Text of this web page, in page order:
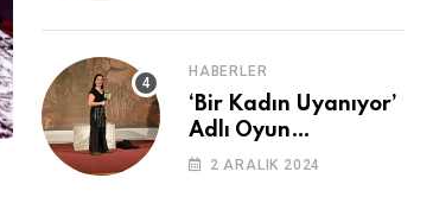
HABERLER
‘Bir Kadın Uyanıyor’
Adlı Oyun
Cemevi’nde
2 ARALIK 2024